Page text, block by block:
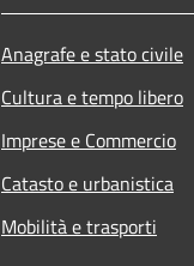
Anagrafe e stato civile
Cultura e tempo libero
Imprese e Commercio
Catasto e urbanistica
Mobilità e trasporti